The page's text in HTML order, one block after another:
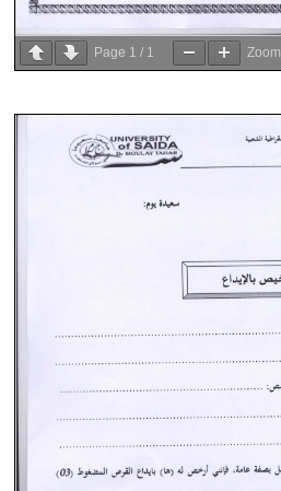
Page 1 / 1 Zoom